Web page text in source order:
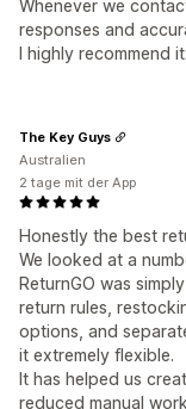
Whenever we
responses and
I highly recommend it.
Honestly the best
We looked at a
ReturnGO was
return rules,
options, and
it extremely flexible.
It has helped us
reduced manual
The Key Guys
Australien
2 tage mit der App